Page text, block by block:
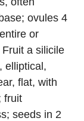
ovules 4
or
Fruit a silicile
elliptical,
flat, with
fruit
seeds in 2